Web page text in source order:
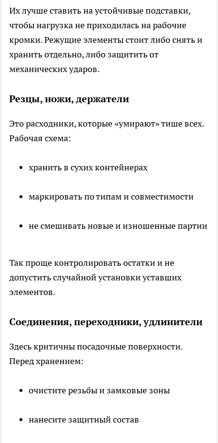
Их лучше ставить на устойчивые подставки,
чтобы нагрузка не приходилась на рабочие
кромки. Режущие элементы стоит либо снять и
хранить отдельно, либо защитить от
механических ударов.
Резцы, ножи, держатели
Это расходники, которые «умирают» тише всех.
Рабочая схема:
хранить в сухих контейнерах
маркировать по типам и совместимости
не смешивать новые и изношенные партии
Так проще контролировать остатки и не
допустить случайной установки уставших
элементов.
Соединения, переходники, удлинители
Здесь критичны посадочные поверхности.
Перед хранением:
очистите резьбы и замковые зоны
нанесите защитный состав